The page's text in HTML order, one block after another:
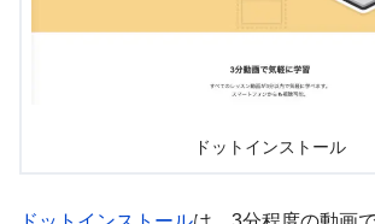
ドットインストール